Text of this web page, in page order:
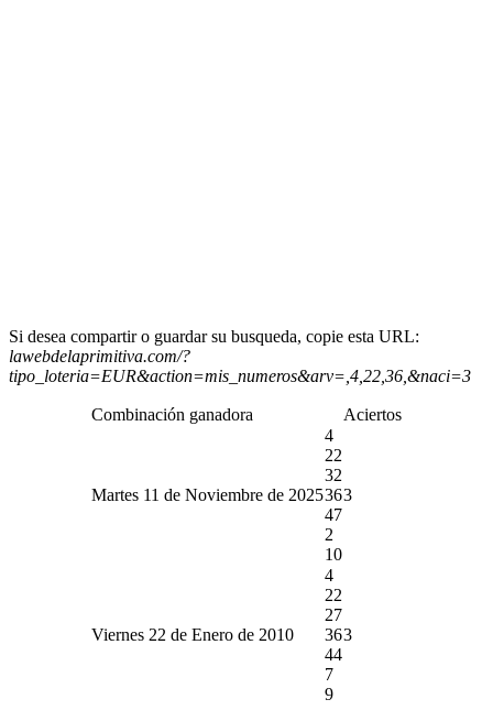
Si desea compartir o guardar su busqueda, copie esta URL:
lawebdelaprimitiva.com/?
tipo_loteria=EUR&action=mis_numeros&arv=,4,22,36,&naci=3
Combinación ganadora Aciertos
Martes 11 de Noviembre de 2025
4
22
32
36
47
2
10
3
Viernes 22 de Enero de 2010
4
22
27
36
44
7
9
3